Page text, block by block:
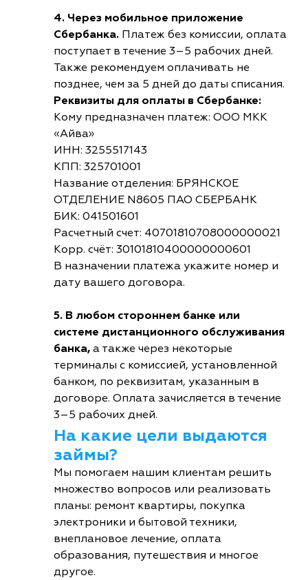
4. Через мобильное приложение
Сбербанка. Платеж без комиссии, оплата
поступает в течение 3–5 рабочих дней.
Также рекомендуем оплачивать не
позднее, чем за 5 дней до даты списания.
Реквизиты для оплаты в Сбербанке:
Кому предназначен платеж: ООО МКК
«Айва»
ИНН: 3255517143
КПП: 325701001
Название отделения: БРЯНСКОЕ
ОТДЕЛЕНИЕ N8605 ПАО СБЕРБАНК
БИК: 041501601
Расчетный счет: 40701810708000000021
Корр. счёт: 30101810400000000601
В назначении платежа укажите номер и
дату вашего договора.
5. В любом стороннем банке или
системе дистанционного обслуживания
банка, а также через некоторые
терминалы с комиссией, установленной
банком, по реквизитам, указанным в
договоре. Оплата зачисляется в течение
3–5 рабочих дней.
На какие цели выдаются
займы?
Мы помогаем нашим клиентам решить
множество вопросов или реализовать
планы: ремонт квартиры, покупка
электроники и бытовой техники,
внеплановое лечение, оплата
образования, путешествия и многое
другое.